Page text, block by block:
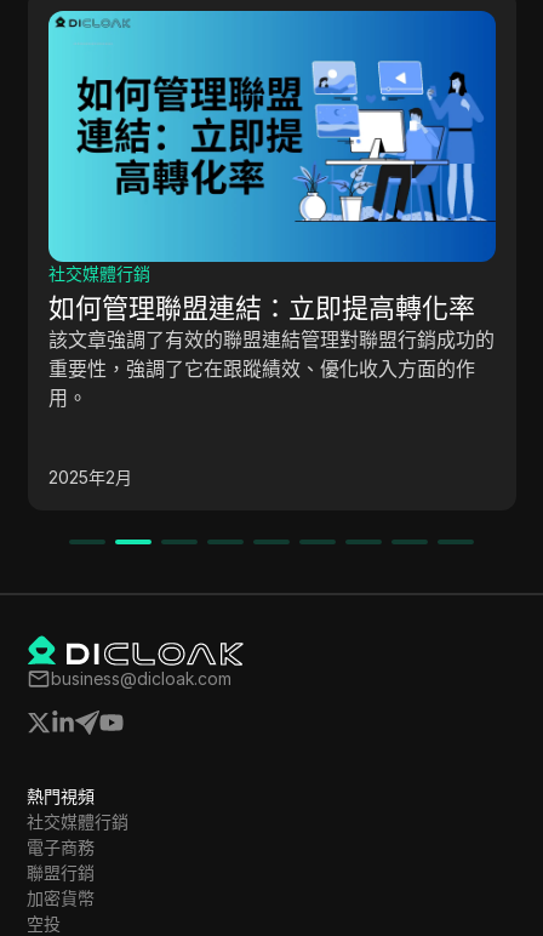
加密貨幣
Avalon 測試網空投 | 2300 萬美元資
金 | 確認空投 🚀
這篇文章討論了加密貨幣領域中的兩個令人興奮的空
投，重點介紹了資金達2300萬美元的Alan項目以及
據他們的參與度獲得獎勵，而不需要推薦系統。 文
2025年3月
business@dicloak.com
熱門視頻
社交媒體行銷
電子商務
聯盟行銷
加密貨幣
空投